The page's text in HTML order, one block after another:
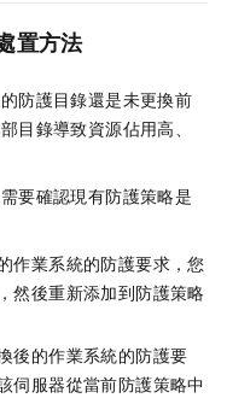
置方法
防護目錄還是未更換前
目錄導致資源佔用高、
要確認現有防護策略是
作業系統的防護要求，您
然後重新添加到防護策略
後的作業系統的防護要
伺服器從當前防護策略中